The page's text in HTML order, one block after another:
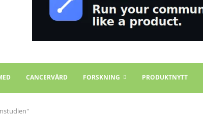
CANCERVÅRD FORSKNING PRODUKTNYTT